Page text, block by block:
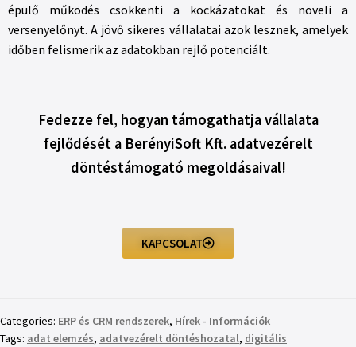
épülő működés csökkenti a kockázatokat és növeli a
versenyelőnyt. A jövő sikeres vállalatai azok lesznek, amelyek
időben felismerik az adatokban rejlő potenciált.
Fedezze fel, hogyan támogathatja vállalata
fejlődését a BerényiSoft Kft. adatvezérelt
döntéstámogató megoldásaival!
KAPCSOLAT
Categories: ERP és CRM rendszerek, Hírek - Információk
Tags: adat elemzés, adatvezérelt döntéshozatal, digitális